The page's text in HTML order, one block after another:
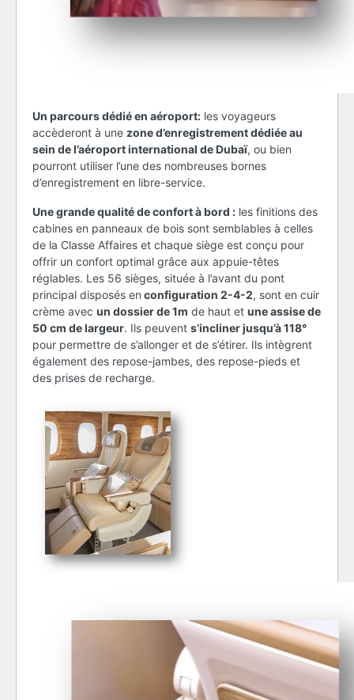
Un parcours dédié en aéroport: les voyageurs
accèderont à une zone d’enregistrement dédiée au
sein de l’aéroport international de Dubaï, ou bien
pourront utiliser l’une des nombreuses bornes
d’enregistrement en libre-service.
Une grande qualité de confort à bord : les finitions des
cabines en panneaux de bois sont semblables à celles
de la Classe Affaires et chaque siège est conçu pour
offrir un confort optimal grâce aux appuie-têtes
réglables. Les 56 sièges, située à l’avant du pont
principal disposés en configuration 2-4-2, sont en cuir
crème avec un dossier de 1m de haut et une assise de
50 cm de largeur. Ils peuvent s’incliner jusqu’à 118°
pour permettre de s’allonger et de s’étirer. Ils intègrent
également des repose-jambes, des repose-pieds et
des prises de recharge.